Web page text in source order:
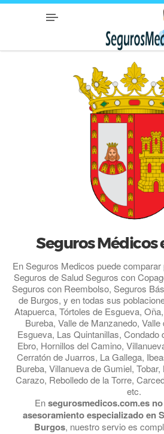
Seguros Médicos
En Seguros Medicos puede
Seguros de Salud Seguros con
Seguros con Reembolso, Seguros
de Burgos, y en todas sus
Atapuerca, Tórtoles de Esgueva,
Bureba, Valle de Manzanedo,
Esgueva, Las Quintanillas, Condado
Ebro, Hornillos del Camino,
Cerratón de Juarros, La Gallega,
Bureba, Villanueva de Gumiel,
Carazo, Rebolledo de la Torre,
etc.
Ensegurosmedicos.com.es
asesoramiento especializado en
Burgos, nuestro servio es